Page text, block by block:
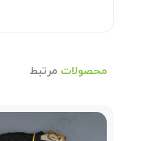
محصولات مرتبط